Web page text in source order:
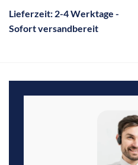
Lieferzeit: 2-4 Werktage -
Sofort versandbereit